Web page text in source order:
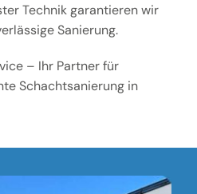
Technik garantieren wir
Sanierung.
– Ihr Partner für
Schachtsanierung in